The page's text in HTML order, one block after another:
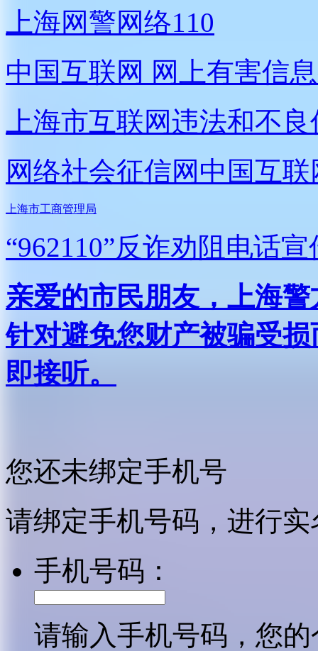
上海网警网络110
中国互联网 网上有害信
上海市互联网违法和不
网络社会征信网 中国互
上海市工商管理局
“962110”反诈劝阻电话宣
亲爱的市民朋友，上海
针对避免您财产被骗受
即接听。
您还未绑定手机号
请绑定手机号码，进行
手机号码：
请输入手机号码，您